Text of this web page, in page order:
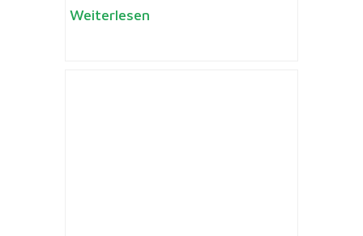
Weiterlesen